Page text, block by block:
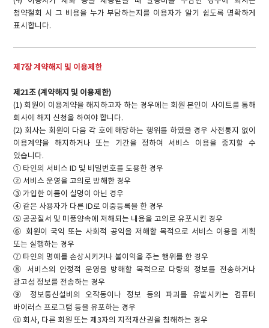
청약철회 시 그 비용을 누가 부담하는지를 이용자가 알기 쉽도록 명확하게
표시합니다.
제7장 계약해지 및 이용제한
제21조 (계약해지 및 이용제한)
(1) 회원이 이용계약을 해지하고자 하는 경우에는 회원 본인이 사이트를 통해
회사에 해지 신청을 하여야 합니다.
(2) 회사는 회원이 다음 각 호에 해당하는 행위를 하였을 경우 사전통지 없이
이용계약을 해지하거나 또는 기간을 정하여 서비스 이용을 중지할 수
있습니다.
① 타인의 서비스 ID 및 비밀번호를 도용한 경우
② 서비스 운영을 고의로 방해한 경우
③ 가입한 이름이 실명이 아닌 경우
④ 같은 사용자가 다른 ID로 이중등록을 한 경우
⑤ 공공질서 및 미풍양속에 저해되는 내용을 고의로 유포시킨 경우
⑥ 회원이 국익 또는 사회적 공익을 저해할 목적으로 서비스 이용을 계획
또는 실행하는 경우
⑦ 타인의 명예를 손상시키거나 불이익을 주는 행위를 한 경우
⑧ 서비스의 안정적 운영을 방해할 목적으로 다량의 정보를 전송하거나
광고성 정보를 전송하는 경우
⑨ 정보통신설비의 오작동이나 정보 등의 파괴를 유발시키는 컴퓨터
바이러스 프로그램 등을 유포하는 경우
⑩ 회사, 다른 회원 또는 제3자의 지적재산권을 침해하는 경우